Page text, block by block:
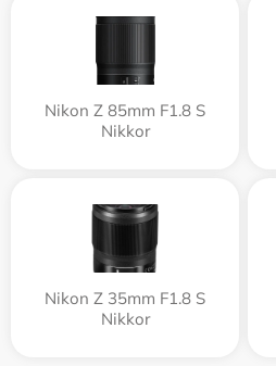
Nikon Z 85mm F1.8 S
Nikkor
Nikon Z 35mm F1.8 S
Nikkor